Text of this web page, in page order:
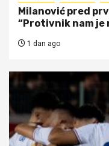
Milanović pred
“Protivnik nam je
1 dan ago